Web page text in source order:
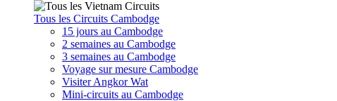
Tous les Circuits Cambodge
15 jours au Cambodge
2 semaines au Cambodge
3 semaines au Cambodge
Voyage sur mesure Cambodge
Visiter Angkor Wat
Mini-circuits au Cambodge